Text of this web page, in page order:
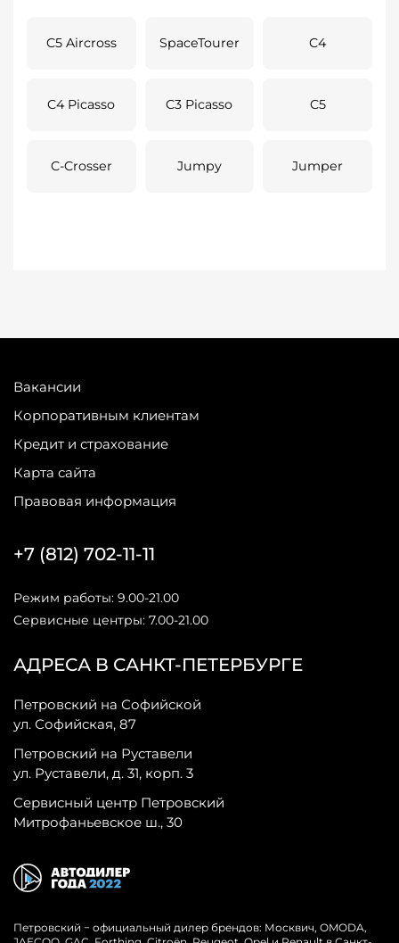
C5 Aircross SpaceTourer C4
C4 Picasso C3 Picasso C5
C-Crosser Jumpy Jumper
Вакансии
Корпоративным клиентам
Кредит и страхование
Карта сайта
Правовая информация
АДРЕСА В САНКТ-ПЕТЕРБУРГЕ
Петровский на Софийской
ул. Софийская, 87
Петровский на Руставели
ул. Руставели, д. 31, корп. 3
Сервисный центр Петровский
Митрофаньевское ш., 30
+7 (812) 702-11-11
Режим работы: 9.00-21.00
Сервисные центры: 7.00-21.00
Петровский − официальный дилер брендов: Москвич, OMODA,